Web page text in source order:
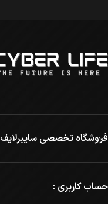
فروشگاه تخصصی سایبرلایف
حساب کاربری :